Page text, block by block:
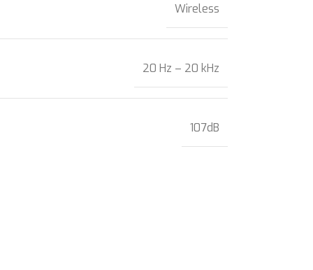
Wireless
20 Hz – 20 kHz
107dB